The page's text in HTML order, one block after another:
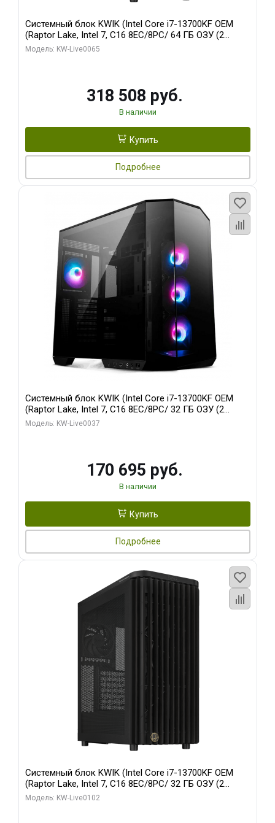
Системный блок KWIK (Intel Core i7-13700KF OEM
(Raptor Lake, Intel 7, C16 8EC/8PC/ 64 ГБ ОЗУ (2
модуля)/ ASUS RTX5080 PROART OC 16GB GDDR7
Модель: KW-Live0065
318 508 руб.
В наличии
Купить
Подробнее
Системный блок KWIK (Intel Core i7-13700KF OEM
(Raptor Lake, Intel 7, C16 8EC/8PC/ 32 ГБ ОЗУ (2
модуля)/ Gigabyte RTX5070 AERO OC 12GB GDDR7
Модель: KW-Live0037
170 695 руб.
В наличии
Купить
Подробнее
Системный блок KWIK (Intel Core i7-13700KF OEM
(Raptor Lake, Intel 7, C16 8EC/8PC/ 32 ГБ ОЗУ (2
модуля)/ Afox RTX4090 24GB GDDR6X 384-Bit 3xDP
Модель: KW-Live0102